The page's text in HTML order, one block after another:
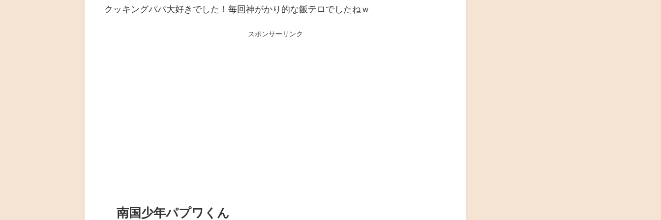
クッキングパパ大好きでした！毎回神がかり的な飯テロでしたねｗ
スポンサーリンク
南国少年パプワくん